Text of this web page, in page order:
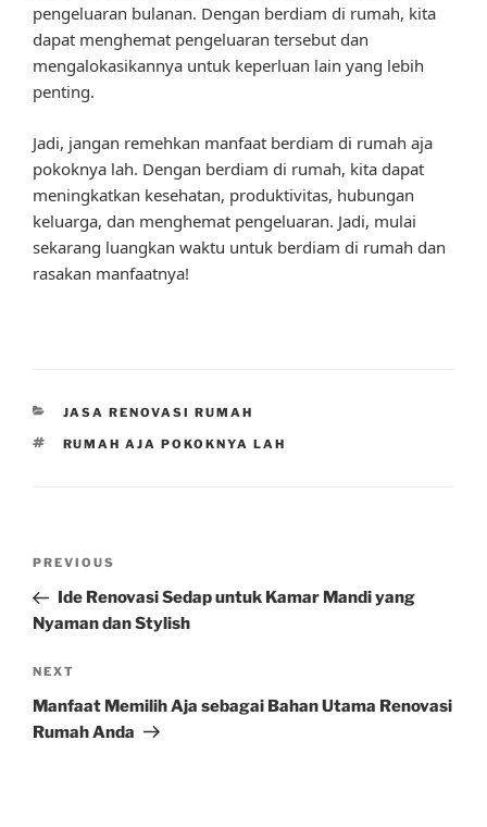
pengeluaran bulanan. Dengan berdiam di rumah, kita
dapat menghemat pengeluaran tersebut dan
mengalokasikannya untuk keperluan lain yang lebih
penting.
Jadi, jangan remehkan manfaat berdiam di rumah aja
pokoknya lah. Dengan berdiam di rumah, kita dapat
meningkatkan kesehatan, produktivitas, hubungan
keluarga, dan menghemat pengeluaran. Jadi, mulai
sekarang luangkan waktu untuk berdiam di rumah dan
rasakan manfaatnya!
CATEGORIES
JASA RENOVASI RUMAH
TAGS
RUMAH AJA POKOKNYA LAH
Previous
Post
PREVIOUS
Ide Renovasi Sedap untuk Kamar Mandi yang
Nyaman dan Stylish
Next
Post
NEXT
Manfaat Memilih Aja sebagai Bahan Utama Renovasi
Rumah Anda